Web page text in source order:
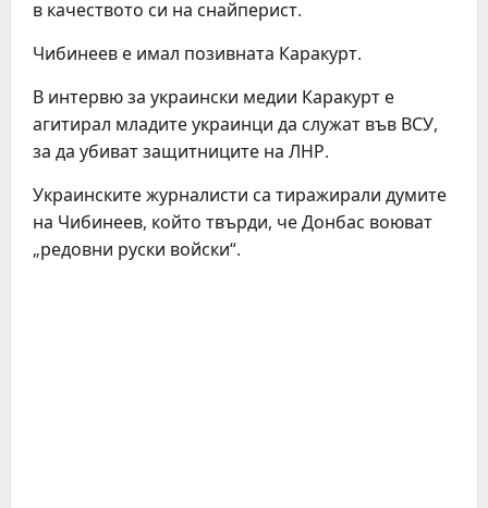
в качеството си на снайперист.
Чибинеев е имал позивната Каракурт.
В интервю за украински медии Каракурт е
агитирал младите украинци да служат във ВСУ,
за да убиват защитниците на ЛНР.
Украинските журналисти са тиражирали думите
на Чибинеев, който твърди, че Донбас воюват
„редовни руски войски“.